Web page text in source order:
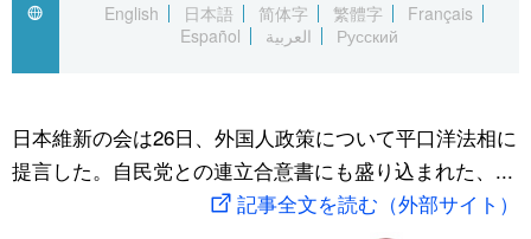
Русский
国際
文化
アーカイブ
Japan Data
動画/Live
スポーツ・東京2020
English
日本語 简体字 繁體字
Français
Español
العربية Русский
日本維新の会は26日、外国人政策について平口洋法相に
提言した。自民党との連立合意書にも盛り込まれた、...
記事全文を読む（外部サイト）